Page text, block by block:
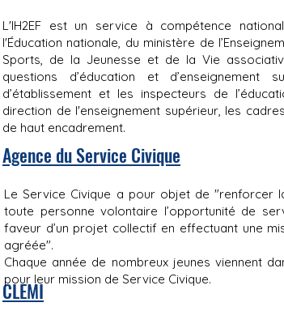
L'IH2EF est un service à compétence
l'Éducation nationale, du ministère de
Sports, de la Jeunesse et de la Vie
questions d’éducation et d’enseignement
d’établissement et les inspecteurs de
direction de l'enseignement supérieur, les
de haut encadrement.
CLEMI
Le Service Civique a pour objet de "renforcer
toute personne volontaire l’opportunité de
faveur d’un projet collectif en effectuant une
agréée".
Chaque année de nombreux jeunes viennent
pour leur mission de Service Civique.
Agence du Service Civique